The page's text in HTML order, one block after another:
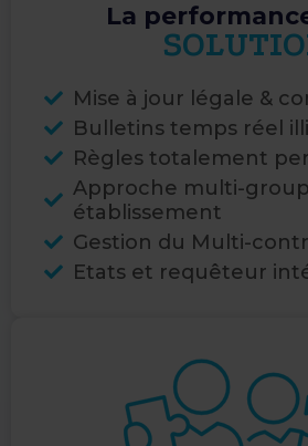
La
Mise à jour légale &
Bulletins temps réel
Règles totalement
Approche multi-
établissement​
Gestion du Multi-
Etats et requêteur